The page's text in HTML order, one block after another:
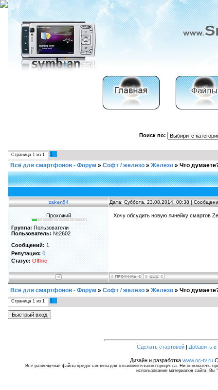
Поиск по:
Страница 1 из 1 1
Всё для смартфонов - Форум » Софт / железо » Железо » Что
zaken54 Дата: Суббота, 23.08.2014, 00:38 |
Прохожий
Группа:Пользователи
Пользователь:№2602
Сообщений: 1
Репутация: 0
Статус: Offline
Хочу обсудить новую линейку смартов
Всё для смартфонов - Форум » Софт / железо » Железо » Что
Страница 1 из 1 1
Сделать стартовой| Добавить в
Дизайн и разработка www.oc-tv.ru
Все размещеные файлы предоставлены для ознакомительного процесса. Ни основатель
использование материалов сайта. Вы